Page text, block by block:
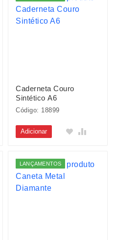
Caderneta Couro
Sintético A6
Código: 18899
Adicionar
LANÇAMENTOS